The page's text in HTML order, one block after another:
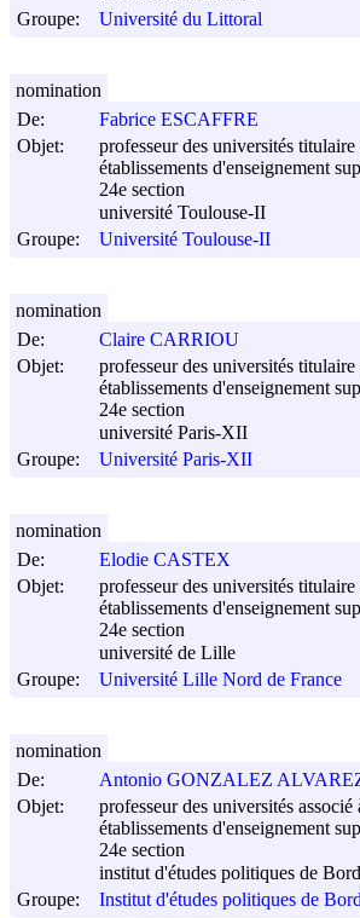
Groupe:
Université du Littoral
De:
Fabrice ESCAFFRE
Objet:
professeur des universités titulaire
établissements d'enseignement
24e section
université Toulouse-II
Groupe:
Université Toulouse-II
nomination
De:
Claire CARRIOU
Objet:
professeur des universités titulaire
établissements d'enseignement
24e section
université Paris-XII
Groupe:
Université Paris-XII
nomination
De:
Elodie CASTEX
Objet:
professeur des universités titulaire
établissements d'enseignement
24e section
université de Lille
Groupe:
Université Lille Nord de France
nomination
De:
Antonio GONZALEZ
Objet:
professeur des universités
établissements d'enseignement
24e section
institut d'études politiques de
Groupe:
Institut d'études politiques de
nomination